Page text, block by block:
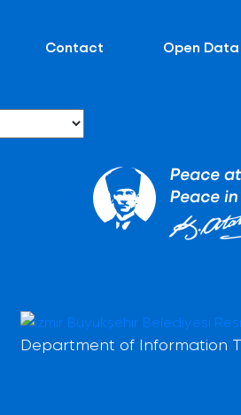
Contact Open
Department of Information